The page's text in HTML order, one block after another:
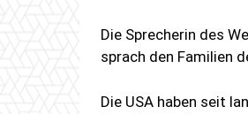
Die Sprecherin des
sprach den Familien
Die USA haben seit